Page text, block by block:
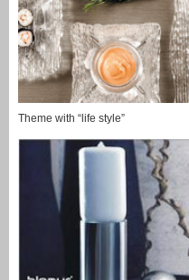
Theme with “life style”